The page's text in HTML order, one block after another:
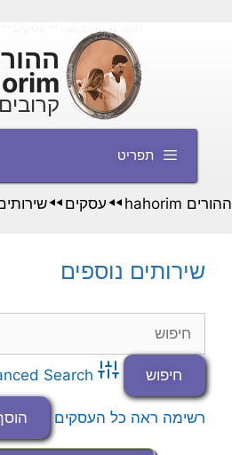
תפריט
ההורים hahorim ◄◄ עסקים ◄◄
שירותים נוספים
Search
רשימה ראה כל העסקים